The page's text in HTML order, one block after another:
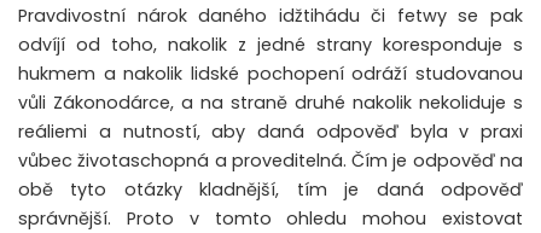
Pravdivostní nárok daného idžtihádu či fetwy se pak
odvíjí od toho, nakolik z jedné strany koresponduje s
hukmem a nakolik lidské pochopení odráží studovanou
vůli Zákonodárce, a na straně druhé nakolik nekoliduje s
reáliemi a nutností, aby daná odpověď byla v praxi
vůbec životaschopná a proveditelná. Čím je odpověď na
obě tyto otázky kladnější, tím je daná odpověď
správnější. Proto v tomto ohledu mohou existovat